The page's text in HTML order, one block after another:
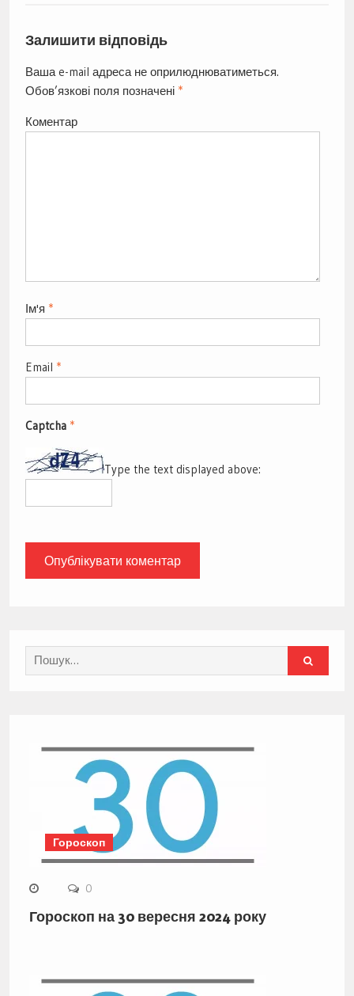
Залишити відповідь
Ваша e-mail адреса не оприлюднюватиметься.
Обов’язкові поля позначені *
Коментар
Ім'я *
Email *
Captcha *
Type the text displayed above:
Search
for:
Гороскоп
0
Гороскоп на 30 вересня 2024 року